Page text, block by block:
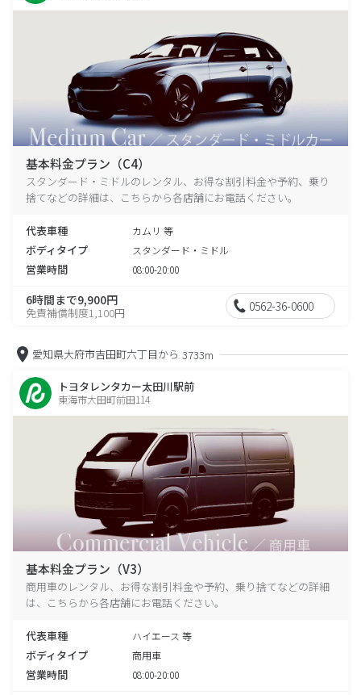
基本料金プラン（C4）
スタンダード・ミドルのレンタル、お得な割引料金や予約、乗り
捨てなどの詳細は、こちらから各店舗にお電話ください。
代表車種 カムリ 等
ボディタイプ スタンダード・ミドル
営業時間 08:00-20:00
6時間まで9,900円
免責補償制度1,100円 0562-36-0600
愛知県大府市吉田町六丁目から 3733m
トヨタレンタカー太田川駅前
東海市大田町前田114
基本料金プラン（V3）
商用車のレンタル、お得な割引料金や予約、乗り捨てなどの詳細
は、こちらから各店舗にお電話ください。
代表車種 ハイエース 等
ボディタイプ 商用車
営業時間 08:00-20:00